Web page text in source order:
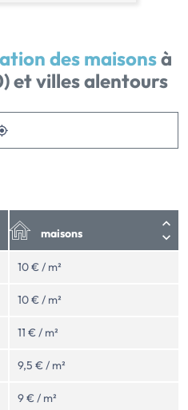
des maisonsà
et villes alentours
maisons
10 € / m²
10 € / m²
11 € / m²
9,5 € / m²
9 € / m²